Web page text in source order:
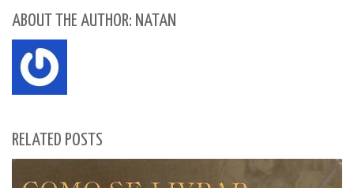
ABOUT THE AUTHOR: NATAN
RELATED POSTS